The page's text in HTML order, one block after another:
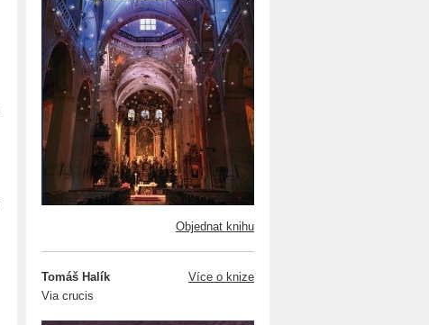
Objednat knihu
Tomáš Halík
Více o knize
Via crucis